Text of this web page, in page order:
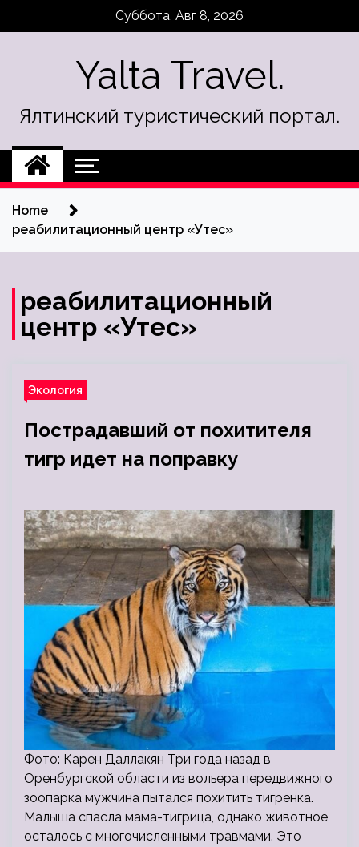
Суббота, Авг 8, 2026
Yalta Travel.
Ялтинский туристический портал.
Home
реабилитационный центр «Утес»
реабилитационный
центр «Утес»
Экология
Пострадавший от похитителя
тигр идет на поправку
Фото: Карен Даллакян Три года назад в
Оренбургской области из вольера передвижного
зоопарка мужчина пытался похитить тигренка.
Малыша спасла мама-тигрица, однако животное
осталось с многочисленными травмами. Это